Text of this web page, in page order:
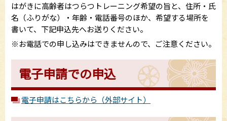
はがきに高齢者はつらつトレーニング希望の旨と、住所・氏
名（ふりがな）・年齢・電話番号のほか、希望する場所を
書いて、下記申込先へお送りください。
※お電話での申し込みはできませんので、ご注意ください。
電子申請での申込
電子申請はこちらから（外部サイト）